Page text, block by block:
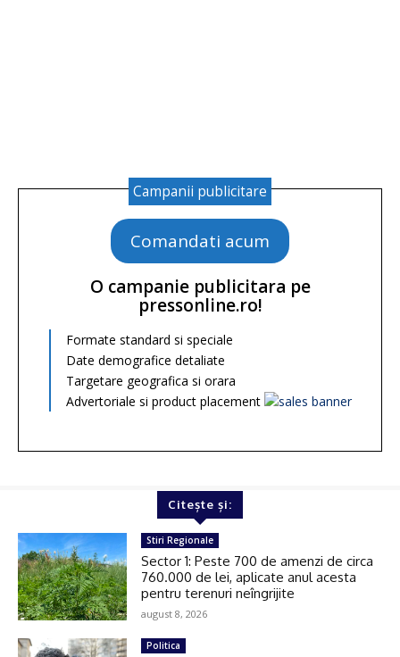
Campanii publicitare
Comandati acum
O campanie publicitara pe
pressonline.ro!
Formate standard si speciale
Date demografice detaliate
Targetare geografica si orara
Advertoriale si product placement
Citește și:
Stiri Regionale
Sector 1: Peste 700 de amenzi de circa
760.000 de lei, aplicate anul acesta
pentru terenuri neîngrijite
august 8, 2026
Politica